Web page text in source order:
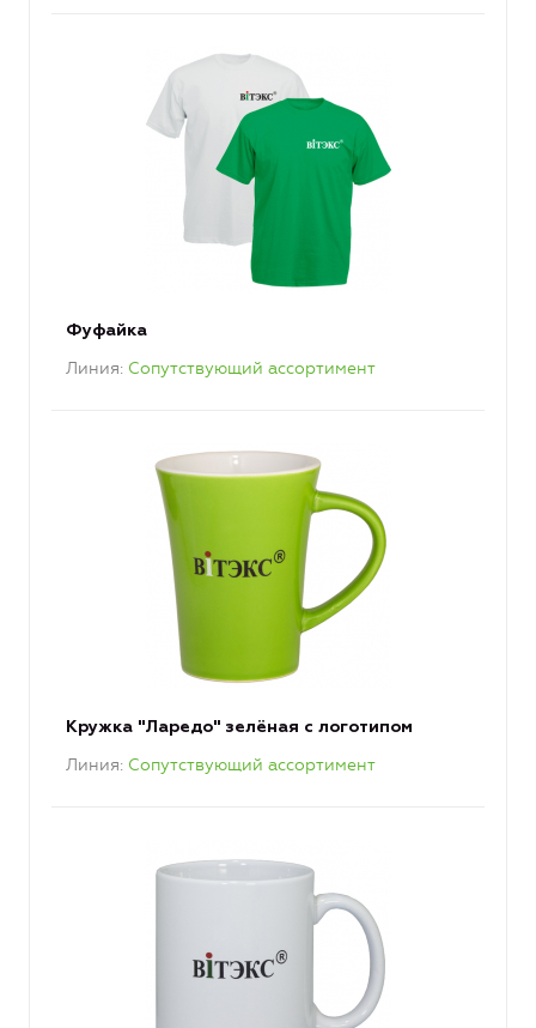
Фуфайка
Линия Сопутствующий ассортимент
Кружка "Ларедо" зелёная с логотипом
Линия Сопутствующий ассортимент